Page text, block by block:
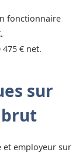
fonctionnaire
€ net.
sur
brut
et employeur sur